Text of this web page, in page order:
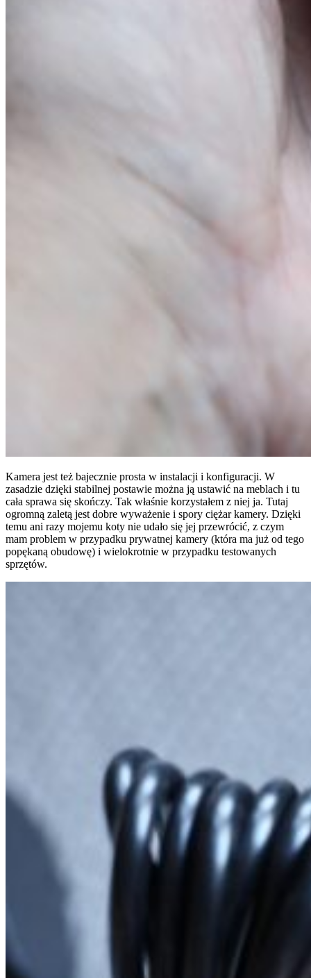
Kamera jest też bajecznie prosta w instalacji i konfiguracji. W
zasadzie dzięki stabilnej postawie można ją ustawić na meblach i tu
cała sprawa się skończy. Tak właśnie korzystałem z niej ja. Tutaj
ogromną zaletą jest dobre wyważenie i spory ciężar kamery. Dzięki
temu ani razy mojemu koty nie udało się jej przewrócić, z czym
mam problem w przypadku prywatnej kamery (która ma już od tego
popękaną obudowę) i wielokrotnie w przypadku testowanych
sprzętów.